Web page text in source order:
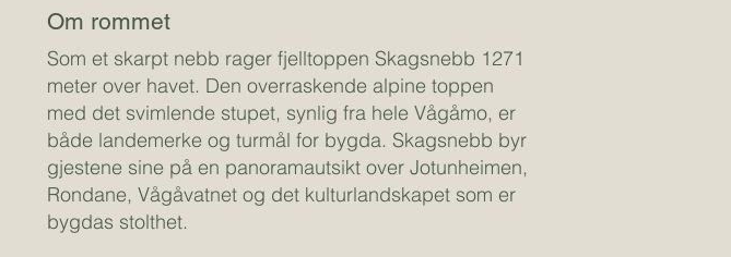
Om rommet
Som et skarpt nebb rager fjelltoppen Skagsnebb 1271
meter over havet. Den overraskende alpine toppen
med det svimlende stupet, synlig fra hele Vågåmo, er
både landemerke og turmål for bygda. Skagsnebb byr
gjestene sine på en panoramautsikt over Jotunheimen,
Rondane, Vågåvatnet og det kulturlandskapet som er
bygdas stolthet.